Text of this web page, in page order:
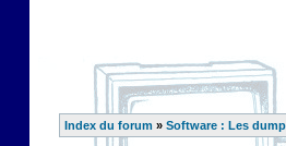
Index du forum » Software : Les